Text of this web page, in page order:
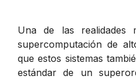
Una de las realidades
supercomputación de
que estos sistemas
estándar de un